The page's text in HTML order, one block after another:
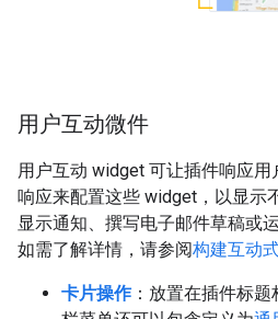
用户互动微件
用户互动 widget 可让插件响应
响应来配置这些 widget，以显示
显示通知、撰写电子邮件草稿或
如需了解详情，请参阅构建互动
卡片操作：放置在插件标题